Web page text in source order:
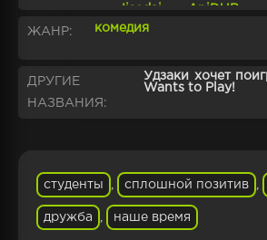
Jisedai
AniDUB
Crunchyroll.Subtitles
ЖАНР: комедия
ДРУГИЕ
НАЗВАНИЯ:
Удзаки хочет
Wants to Play!
студенты сплошной позитив
дружба наше время